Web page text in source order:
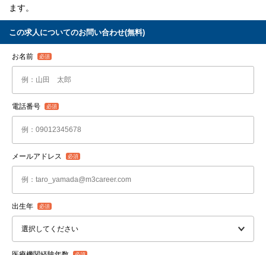
ます。
この求人についてのお問い合わせ(無料)
お名前
電話番号
メールアドレス
出生年